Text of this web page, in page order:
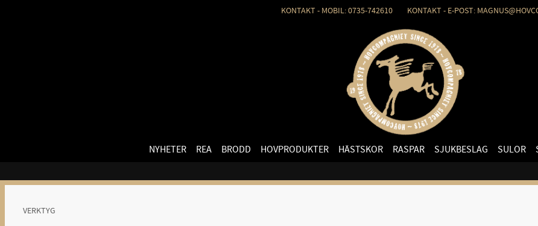
KONTAKT - MOBIL: 0735-742610 KONTAKT - E-POST:
NYHETER REA BRODD HOVPRODUKTER HÄSTSKOR RASPAR SJUKBESLAG SULOR
VERKTYG